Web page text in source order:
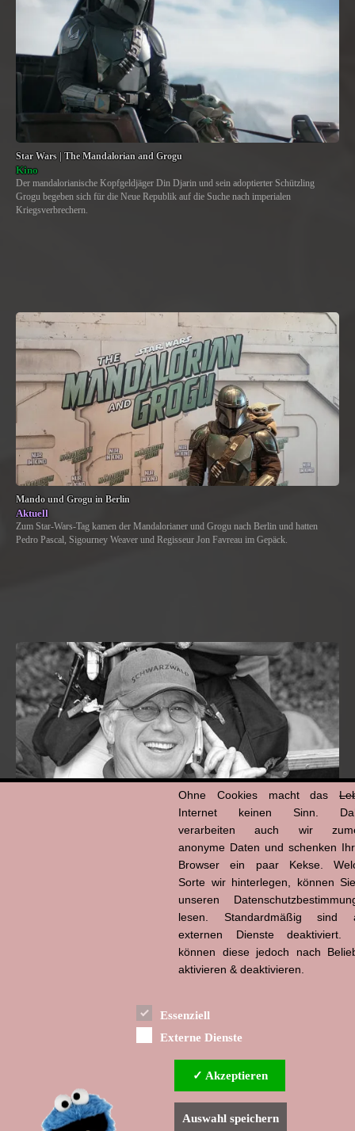
Star Wars | The Mandalorian and Grogu
Kino
Der mandalorianische Kopfgeldjäger Din Djarin und sein adoptierter Schützling
Grogu begeben sich für die Neue Republik auf die Suche nach imperialen
Kriegsverbrechern.
Mando und Grogu in Berlin
Aktuell
Zum Star-Wars-Tag kamen der Mandalorianer und Grogu nach Berlin und hatten
Pedro Pascal, Sigourney Weaver und Regisseur Jon Favreau im Gepäck.
Ohne Cookies macht das
Internet keinen Sinn.
verarbeiten auch wir
anonyme Daten und schenken
Browser ein paar Kekse.
Sorte wir hinterlegen, können
unseren
lesen. Standardmäßig sind
externen Dienste deaktiviert.
können diese jedoch nach
aktivieren & deaktivieren.
Essenziell
Externe Dienste
✓ Akzeptieren
Auswahl speichern